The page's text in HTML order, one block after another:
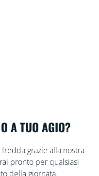
A TUO AGIO?
grazie alla nostra
pronto per qualsiasi
della giornata.